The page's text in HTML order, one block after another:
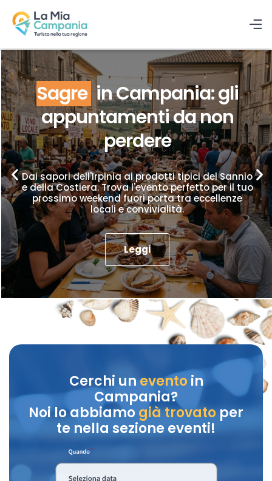
Sagre in Campania: gli
appuntamenti da non
perdere
Dai sapori dell'Irpinia ai prodotti tipici del Sannio
e della Costiera. Trova l'evento perfetto per il tuo
prossimo weekend fuori porta tra eccellenze
locali e convivialità.
Leggi
Cerchi unevento in
Campania?
Noi lo abbiamo già trovatoper
te nella sezione eventi!